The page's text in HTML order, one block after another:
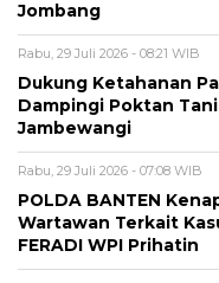
Jombang
Rabu, 29 Juli 2026 - 08:21 WIB
Dukung Ketahanan
Dampingi Poktan
Jambewangi
Rabu, 29 Juli 2026 - 07:08 WIB
POLDA BANTEN
Wartawan Terkait
FERADI WPI Prihatin